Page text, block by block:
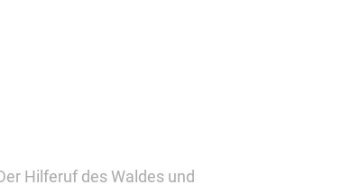
Hilferuf des Waldes und